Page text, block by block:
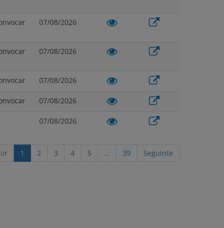
07/08/2026
07/08/2026
07/08/2026
07/08/2026
07/08/2026
1 2 3 4 5 … 39 Seguinte